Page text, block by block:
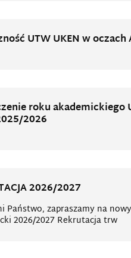
UTW UKEN w oczach
roku akademickiego
2026
2026/2027
Państwo, zapraszamy na
2026/2027 Rekrutacja trw